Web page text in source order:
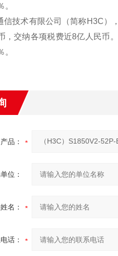
。
信技术有限公司（简称H3C）
，交纳各项税费近8亿人民币
。
产品：
位：
名：
话：